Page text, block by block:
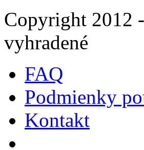
Copyright 2012
vyhradené
FAQ
Podmienky
Kontakt